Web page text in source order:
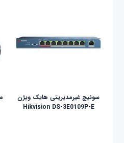
سوئیچ غیرمدیریتی هایک ویژن
Hikvision DS-3E0109P-E